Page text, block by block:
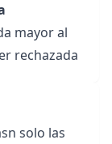
mayor al
rechazada
solo las